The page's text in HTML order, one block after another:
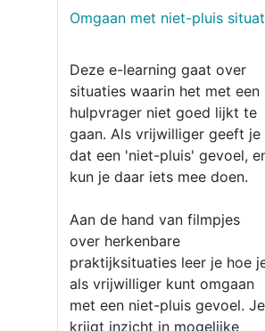
Omgaan met niet-pluis
Deze e-learning gaat over
situaties waarin het met een
hulpvrager niet goed lijkt te
gaan. Als vrijwilliger geeft je
dat een 'niet-pluis' gevoel,
kun je daar iets mee doen.
Aan de hand van filmpjes
over herkenbare
praktijksituaties leer je hoe
als vrijwilliger kunt omgaan
met een niet-pluis gevoel. Je
krijgt inzicht in mogelijke